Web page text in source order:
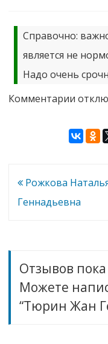
Справочно:
является не
Надо очень
Комментарии к
Жан
Навигация
по
Рожкова
Геннадьевна
Отзывов
Можете
“Тюрин Жан